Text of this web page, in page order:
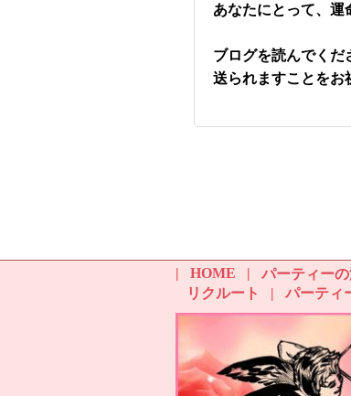
あなたにとって、運
ブログを読んでくだ
送られますことをお
HOME パーティー
リクルート
パーティ